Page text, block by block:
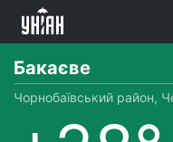
Бакаєве
Чорнобаївський район,